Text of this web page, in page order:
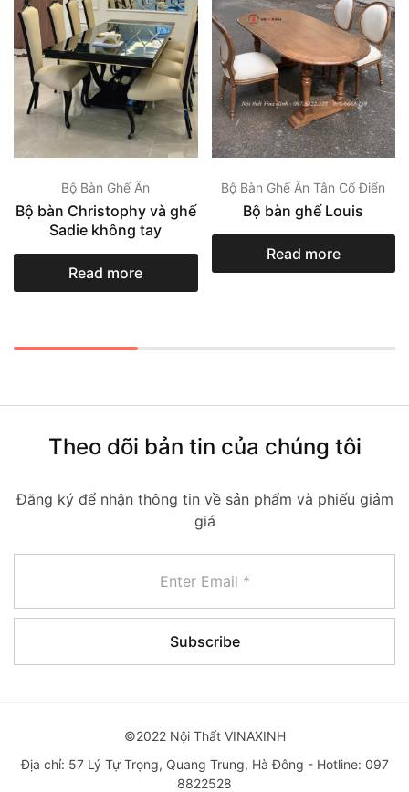
Bộ Bàn Ghế Ăn
Bộ bàn Christophy và ghế
Sadie không tay
Read more
Bộ Bàn Ghế Ăn Tân Cổ Điển
Bộ bàn ghế Louis
Read more
Theo dõi bản tin của chúng tôi
Đăng ký để nhận thông tin về sản phẩm và phiếu giảm
giá
©2022 Nội Thất VINAXINH
Địa chỉ: 57 Lý Tự Trọng, Quang Trung, Hà Đông - Hotline: 097
8822528